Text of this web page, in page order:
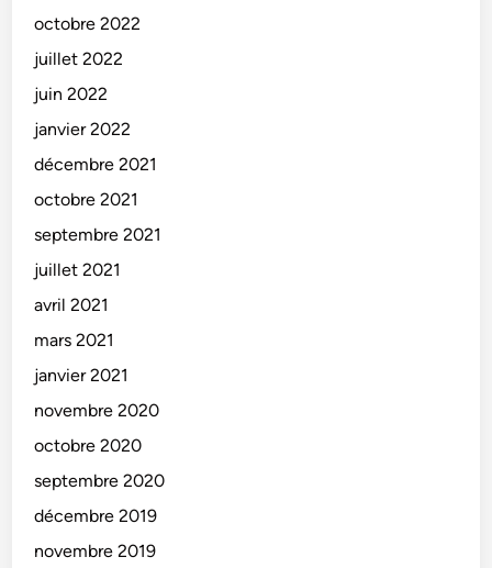
octobre 2022
juillet 2022
juin 2022
janvier 2022
décembre 2021
octobre 2021
septembre 2021
juillet 2021
avril 2021
mars 2021
janvier 2021
novembre 2020
octobre 2020
septembre 2020
décembre 2019
novembre 2019